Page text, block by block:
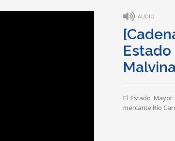
AUDIO
Estado
El Estado
mercante Río